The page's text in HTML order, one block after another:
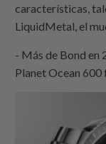
características,
LiquidMetal, el
- Más de Bond en
Planet Ocean 600